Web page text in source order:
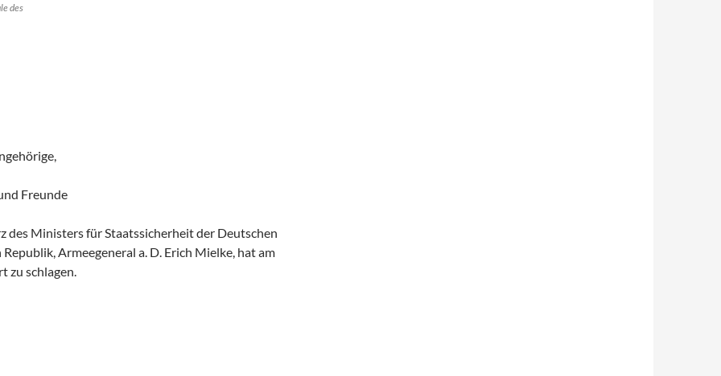
des
Freunde
des Ministers für Staatssicherheit der Deutschen
Armeegeneral a. D. Erich Mielke, hat am
zu schlagen.
Die Trauerrede für Erich Mielke (1907-2000)